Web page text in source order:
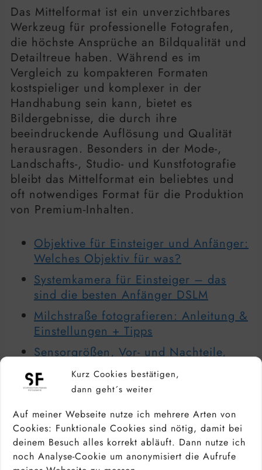
Kurz Cookies bestätigen,
dann geht´s weiter
Auf meiner Webseite nutze ich mehrere Arten von
Cookies: Funktionale Cookies sind nötig, damit bei
deinem Besuch alles korrekt abläuft. Dann nutze ich
noch Analyse-Cookie um anonymisiert die Aufrufe
Das Mittelformat ist ein unverzichtbares
Werkzeug für professionelle Fotografen,
die höchste Ansprüche an Bildqualität und
Detailtreue haben. Während es im
Vergleich zu kompakteren Formaten
kostspieliger und komplexer in der
Handhabung sein kann, bietet es
Bildergebnisse, die durch ihre
beeindruckende Auflösung und Qualität
herausragen. Besonders in der Mode-,
Landschafts-, Studio- und Kunstfotografie
bleibt das Mittelformat ein beliebtes und
oft notwendiges Format für die Produktion
von Premium-Inhalten.
Objektive für Einsteiger und Anfänger:
Welches Objektiv für was?
Systemkamera für Einsteiger – das
sind die besten Anfänger DSLM
Milchstraße fotografieren: Anleitung &
Einstellungen + Tipps
Sensorgrößen, Vor- und Nachteile,
Anwendungsgebiete – Alles was du
über die Sensorgröße wissen musst
« Zum Fotografie Lexikon